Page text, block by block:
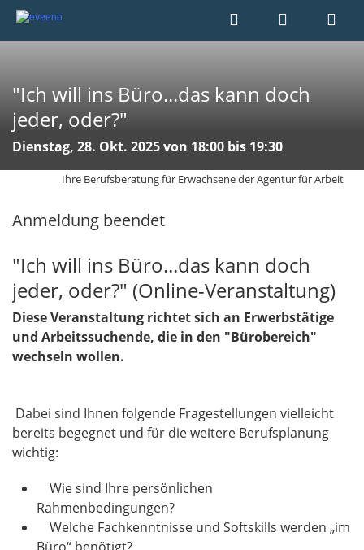
"Ich will ins Büro...das kann doch
jeder, oder?"
Dienstag, 28. Okt. 2025 von 18:00 bis 19:30
Ihre Berufsberatung für Erwachsene der Agentur für Arbeit
Anmeldung beendet
"Ich will ins Büro...das kann doch
jeder, oder?" (Online-Veranstaltung)
Diese Veranstaltung richtet sich an Erwerbstätige
und Arbeitssuchende, die in den "Bürobereich"
wechseln wollen.
Dabei sind Ihnen folgende Fragestellungen vielleicht
bereits begegnet und für die weitere Berufsplanung
wichtig:
Wie sind Ihre persönlichen
Rahmenbedingungen?
Welche Fachkenntnisse und Softskills werden „im